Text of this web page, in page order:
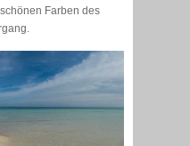
Farben des